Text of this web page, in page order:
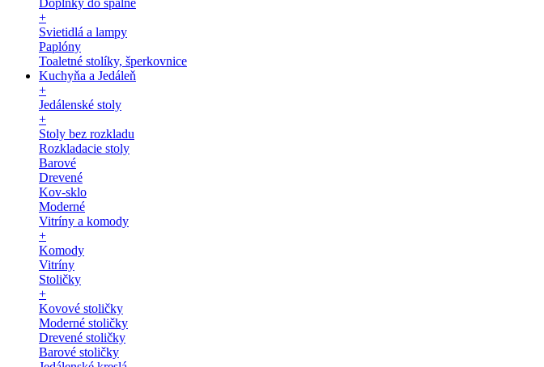
Doplnky do spálne
+
Svietidlá a lampy
Paplóny
Toaletné stolíky, šperkovnice
Kuchyňa a Jedáleň
+
Jedálenské stoly
+
Stoly bez rozkladu
Rozkladacie stoly
Barové
Drevené
Kov-sklo
Moderné
Vitríny a komody
+
Komody
Vitríny
Stoličky
+
Kovové stoličky
Moderné stoličky
Drevené stoličky
Barové stoličky